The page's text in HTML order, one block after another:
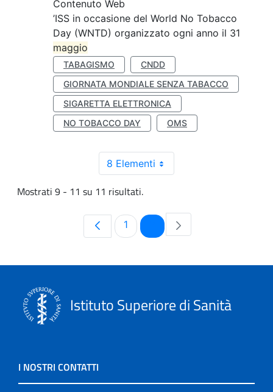
Contenuto Web
’ISS in occasione del World No Tobacco
Day (WNTD) organizzato ogni anno il 31
maggio
TABAGISMO
CNDD
GIORNATA MONDIALE SENZA TABACCO
SIGARETTA ELETTRONICA
NO TOBACCO DAY
OMS
8 Elementi
Mostrati 9 - 11 su 11 risultati.
Pagina
1 Pagina
Istituto Superiore di Sanità
I NOSTRI CONTATTI